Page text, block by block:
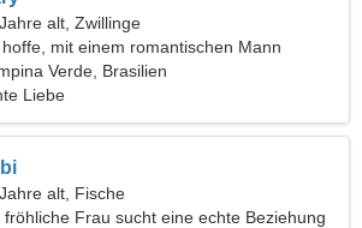
alt, Zwillinge
hoffe, mit einem romantischen Mann
Verde, Brasilien
Liebe
alt, Fische
fröhliche Frau sucht eine echte Beziehung